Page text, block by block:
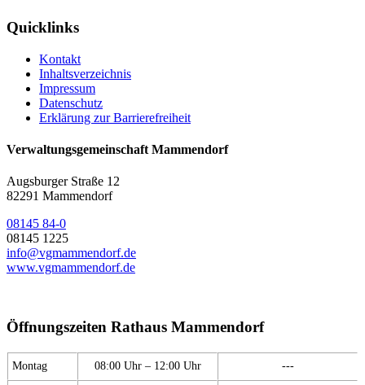
Quicklinks
Kontakt
Inhaltsverzeichnis
Impressum
Datenschutz
Erklärung zur Barrierefreiheit
Verwaltungsgemeinschaft Mammendorf
Augsburger Straße 12
82291 Mammendorf
08145 84-0
08145 1225
info@vgmammendorf.de
www.vgmammendorf.de
Öffnungszeiten Rathaus Mammendorf
Montag 08:00 Uhr – 12:00 Uhr ---